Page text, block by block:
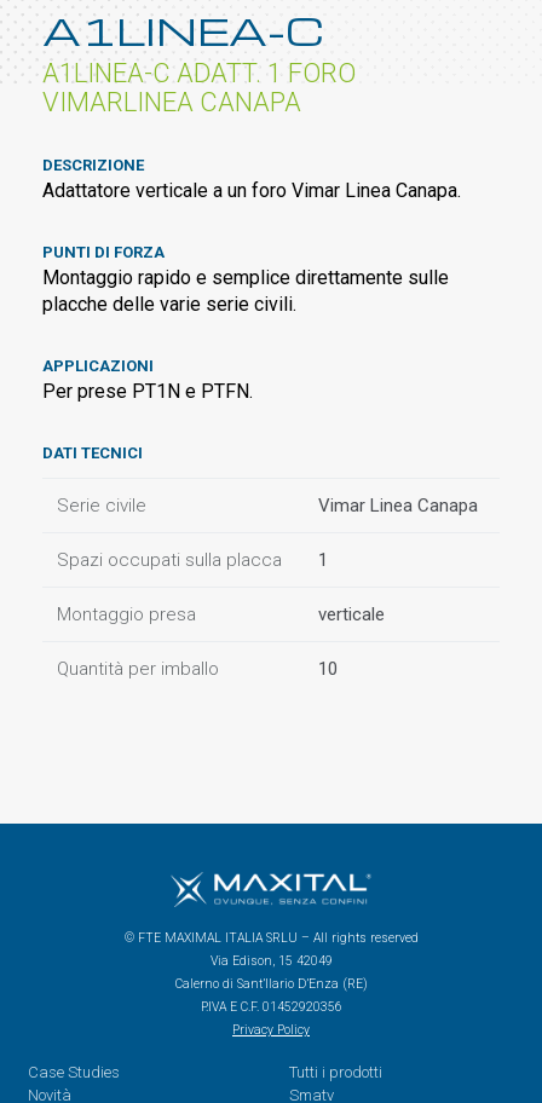
A1LINEA-C
A1LINEA-C ADATT. 1 FORO
VIMARLINEA CANAPA
DESCRIZIONE
Adattatore verticale a un foro Vimar Linea Canapa.
PUNTI DI FORZA
Montaggio rapido e semplice direttamente sulle
placche delle varie serie civili.
APPLICAZIONI
Per prese PT1N e PTFN.
DATI TECNICI
Serie civile Vimar Linea Canapa
Spazi occupati sulla placca 1
Montaggio presa verticale
Quantità per imballo 10
© FTE MAXIMAL ITALIA SRLU – All rights reserved
Via Edison, 15 42049
Calerno di Sant’Ilario D’Enza (RE)
P.IVA E C.F. 01452920356
Privacy Policy
Case Studies
Novità
Tutti i prodotti
Smatv